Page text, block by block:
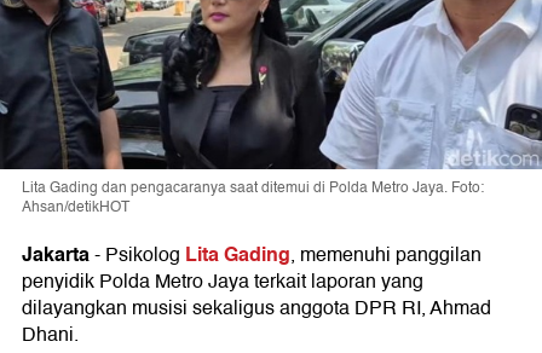
Lita Gading dan pengacaranya saat ditemui di Polda Metro Jaya. Foto:
Ahsan/detikHOT
Jakarta-Psikolog Lita Gading, memenuhi panggilan
penyidik Polda Metro Jaya terkait laporan yang
dilayangkan musisi sekaligus anggota DPR RI, Ahmad
Dhani.